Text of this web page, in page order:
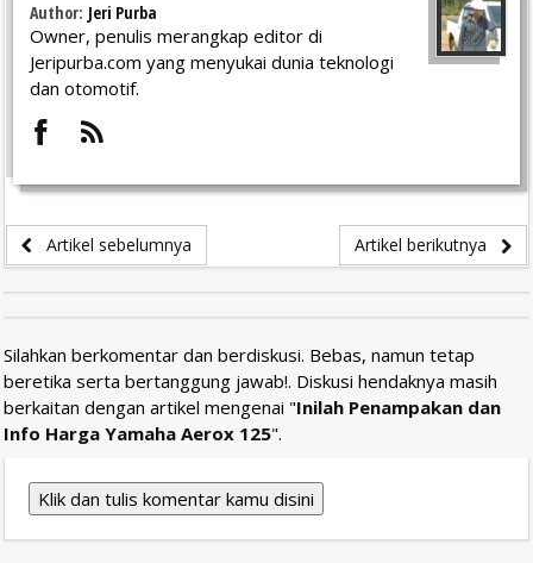
Author: Jeri Purba
Owner, penulis merangkap editor di
Jeripurba.com yang menyukai dunia teknologi
dan otomotif.
Artikel sebelumnya Artikel berikutnya
Silahkan berkomentar dan berdiskusi. Bebas, namun tetap
beretika serta bertanggung jawab!. Diskusi hendaknya masih
berkaitan dengan artikel mengenai "Inilah Penampakan dan
Info Harga Yamaha Aerox 125".
Klik dan tulis komentar kamu disini